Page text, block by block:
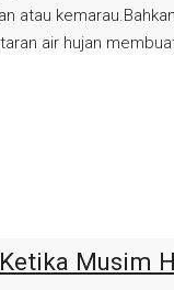
atau
air hujan
Musim